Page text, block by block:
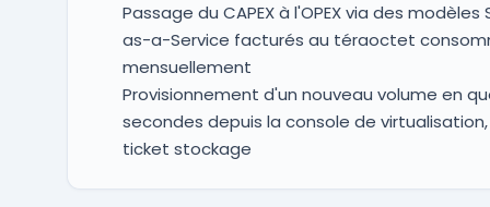
Passage du CAPEX à l'OPEX via des
as-a-Service facturés au téraoctet
mensuellement
Provisionnement d'un nouveau volume en
secondes depuis la console de
ticket stockage